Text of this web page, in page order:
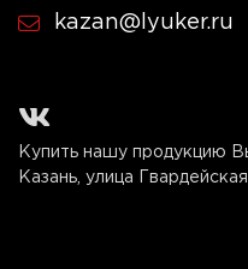
kazan@lyuker.ru
Купить нашу продукцию
Казань, улица